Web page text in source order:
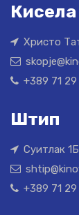
Кисела
Христо
+389 71
Штип
Суитлак
+389 71